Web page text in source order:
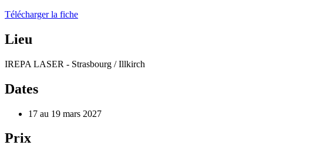
Télécharger la fiche
Lieu
IREPA LASER - Strasbourg / Illkirch
Dates
17 au 19 mars 2027
Prix